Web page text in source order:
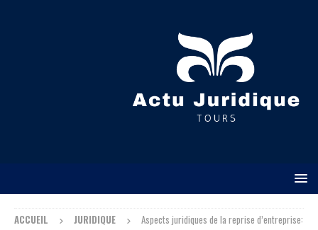
ACCUEIL JURIDIQUE
Aspects juridiques de la reprise d’entreprise: